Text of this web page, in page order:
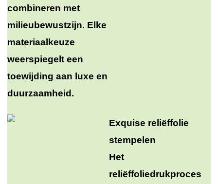
combineren met
milieubewustzijn. Elke
materiaalkeuze
weerspiegelt een
toewijding aan luxe en
duurzaamheid.
Exquise reliëffolie
stempelen
Het
reliëffoliedrukproces